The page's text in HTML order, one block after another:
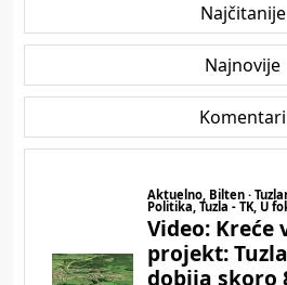
Najčitanije
Najnovije
Komentari